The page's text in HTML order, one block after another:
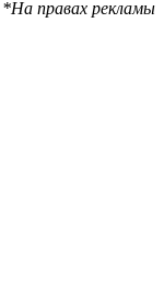
*На правах рекламы